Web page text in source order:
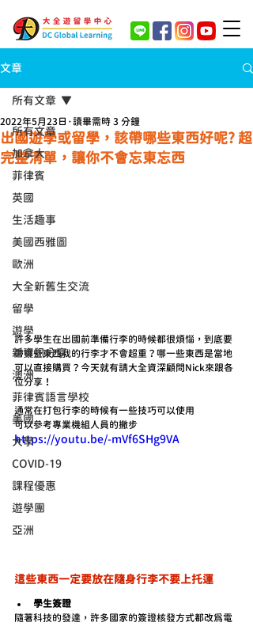
文章
所有文章
加拿大
菲律賓
英國
生活趣事
美國西雅圖
歐洲
大全新舊生交流
留學
遊學
新資訊分享
澳洲
菲律賓語言學校
美國
大學
COVID-19
課程優惠
遊學團
亞洲
所有文章
出國遊學或留學，該帶哪些東西好呢? 超
完整清單，讓你不會忘東忘西
2022年5月23日 讀畢需時 3 分鐘
許多學生在出國前準備行李的時候都很煩惱，到底要
帶哪些東西我的行李才不會超重？哪一些東西是當地
可以直接購買？今天就有請大全資深顧問Nick來跟各
位分享！
通常在打包行李的時候有一些技巧可以使用
可以參考專業機組人員的撇步
https://youtu.be/-mVf6SHg9VA
這些東西一定要放在隨身行李不要上托運
學生簽證
隨著科技的發達，許多國家的簽證核發方式都改為電